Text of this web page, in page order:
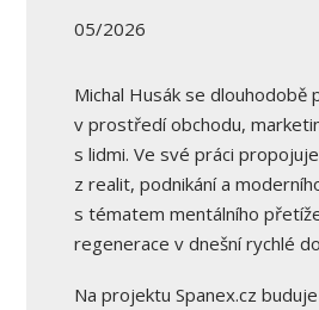
05/2026
Michal Husák se dlouhodobě
v prostředí obchodu,
s lidmi. Ve své práci
z realit, podnikání a
s tématem mentálního
regenerace v dnešní rychlé
Na projektu Spanex.cz